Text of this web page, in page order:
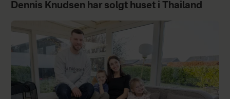
Dennis Knudsen har solgt huset i Thailand